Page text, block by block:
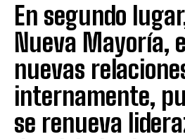
En segundo
Nueva Mayoría,
nuevas
internamente,
se renueva